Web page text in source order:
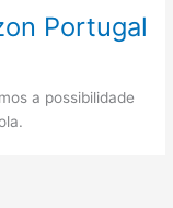
Portugal
a possibilidade